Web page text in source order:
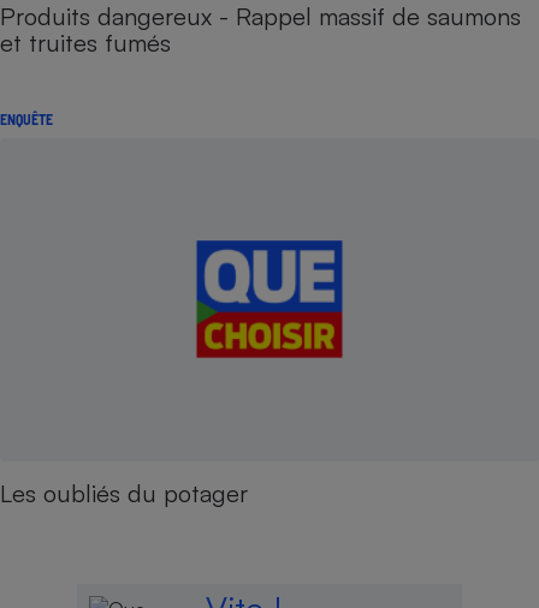
Produits dangereux - Rappel massif de saumons
et truites fumés
ENQUÊTE
Les oubliés du potager